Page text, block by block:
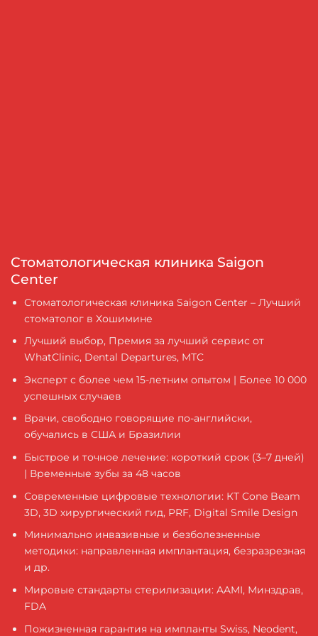
Стоматологическая клиника Saigon
Center
Стоматологическая клиника Saigon Center – Лучший
стоматолог в Хошимине
Лучший выбор, Премия за лучший сервис от
WhatClinic, Dental Departures, MTC
Эксперт с более чем 15-летним опытом | Более 10 000
успешных случаев
Врачи, свободно говорящие по-английски,
обучались в США и Бразилии
Быстрое и точное лечение: короткий срок (3–7 дней)
| Временные зубы за 48 часов
Современные цифровые технологии: КТ Cone Beam
3D, 3D хирургический гид, PRF, Digital Smile Design
Минимально инвазивные и безболезненные
методики: направленная имплантация, безразрезная
и др.
Мировые стандарты стерилизации: AAMI, Минздрав,
FDA
Пожизненная гарантия на импланты Swiss, Neodent,